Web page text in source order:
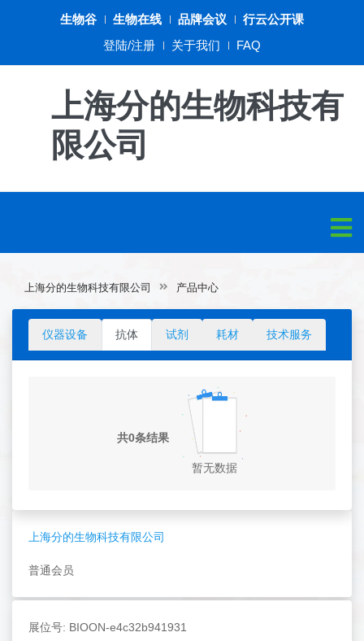
生物谷 生物在线 品牌会议
行云公开课
登陆/注册
关于我们 FAQ
上海分的生物科技有
限公司
上海分的生物科技有限公司
普通会员
展位号: BIOON-e4c32b941931
上海分的生物科技有限公司 产品中心
仪器设备 抗体 试剂 耗材 技术服务
共0条结果
暂无数据